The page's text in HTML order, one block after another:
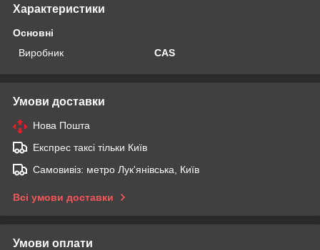
Характеристики
Основні
Виробник
CAS
Умови доставки
Нова Пошта
Експрес таксі тільки Київ
Самовивіз: метро Лук'янівська, Київ
Всі умови доставки
Умови оплати